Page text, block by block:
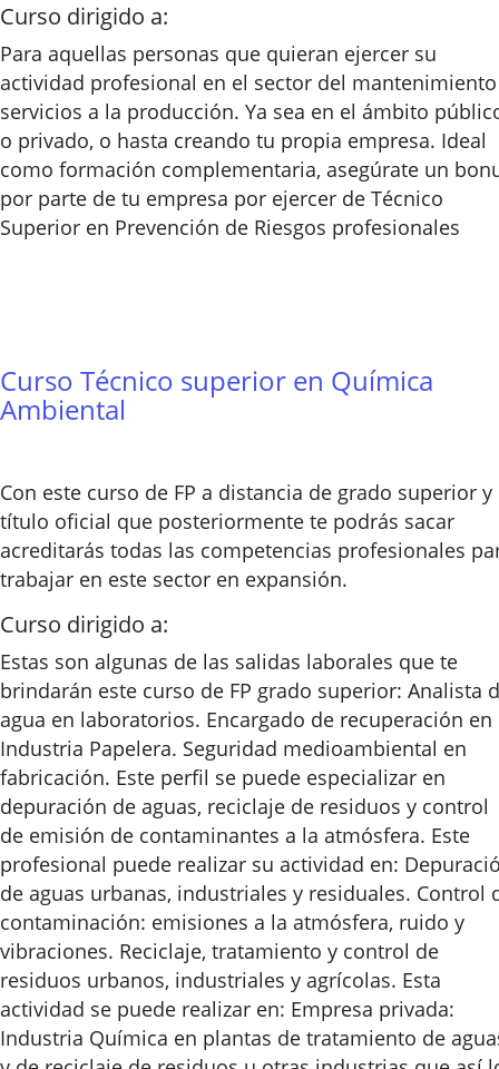
Curso dirigido a:
Para aquellas personas que quieran ejercer su
actividad profesional en el sector del
servicios a la producción. Ya sea en el ámbito
o privado, o hasta creando tu propia empresa. Ideal
como formación complementaria, asegúrate un
por parte de tu empresa por ejercer de Técnico
Superior en Prevención de Riesgos profesionales
Curso Técnico superior en Química
Ambiental
Con este curso de FP a distancia de grado superior y
título oficial que posteriormente te podrás sacar
acreditarás todas las competencias profesionales
trabajar en este sector en expansión.
Curso dirigido a:
Estas son algunas de las salidas laborales que te
brindarán este curso de FP grado superior: Analista
agua en laboratorios. Encargado de recuperación en
Industria Papelera. Seguridad medioambiental en
fabricación. Este perfil se puede especializar en
depuración de aguas, reciclaje de residuos y control
de emisión de contaminantes a la atmósfera. Este
profesional puede realizar su actividad en:
de aguas urbanas, industriales y residuales. Control
contaminación: emisiones a la atmósfera, ruido y
vibraciones. Reciclaje, tratamiento y control de
residuos urbanos, industriales y agrícolas. Esta
actividad se puede realizar en: Empresa privada:
Industria Química en plantas de tratamiento de